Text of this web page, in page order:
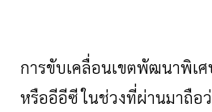
การขับเคลื่อนเขตพัฒนาพิเ
หรืออีอีซีในช่วงที่ผ่านมาถือ